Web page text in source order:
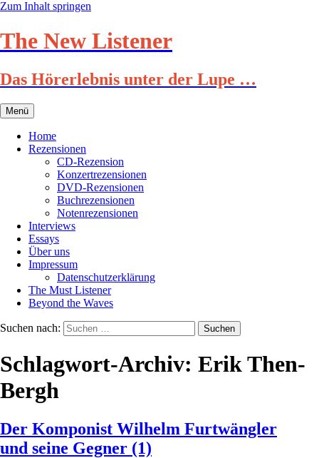
Zum Inhalt springen
The New Listener
Das Hörerlebnis unter der Lupe …
Menü
Home
Rezensionen
CD-Rezension
Konzertrezensionen
DVD-Rezensionen
Buchrezensionen
Notenrezensionen
Interviews
Essays
Über uns
Impressum
Datenschutzerklärung
The Must Listener
Beyond the Waves
Suchen nach:
Schlagwort-Archiv: Erik Then-
Bergh
Der Komponist Wilhelm Furtwängler
und seine Gegner (1)